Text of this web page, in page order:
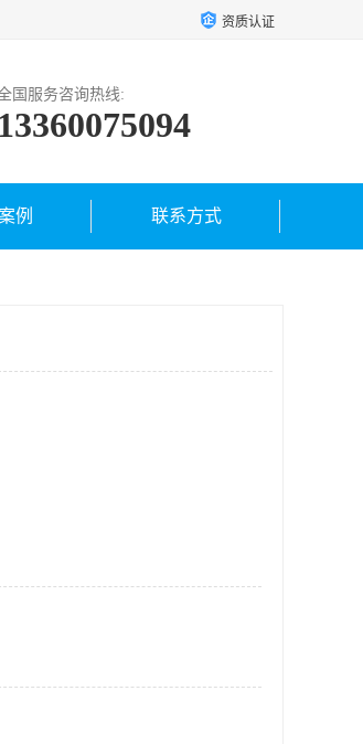
资质认证
国服务咨询热线:
13360075094
例 联系方式